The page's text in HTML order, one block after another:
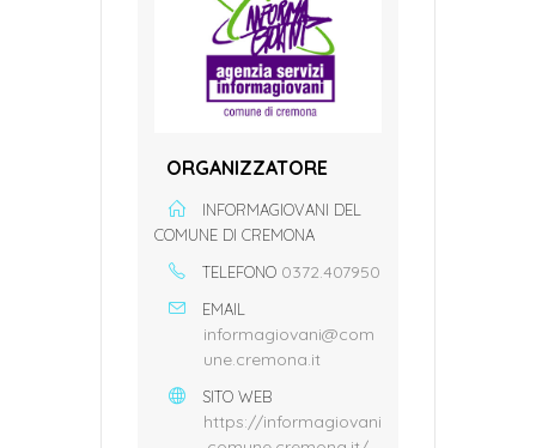
ORGANIZZATORE
INFORMAGIOVANI DEL
COMUNE DI CREMONA
TELEFONO 0372.407950
EMAIL
informagiovani@com
une.cremona.it
SITO WEB
https://informagiovani